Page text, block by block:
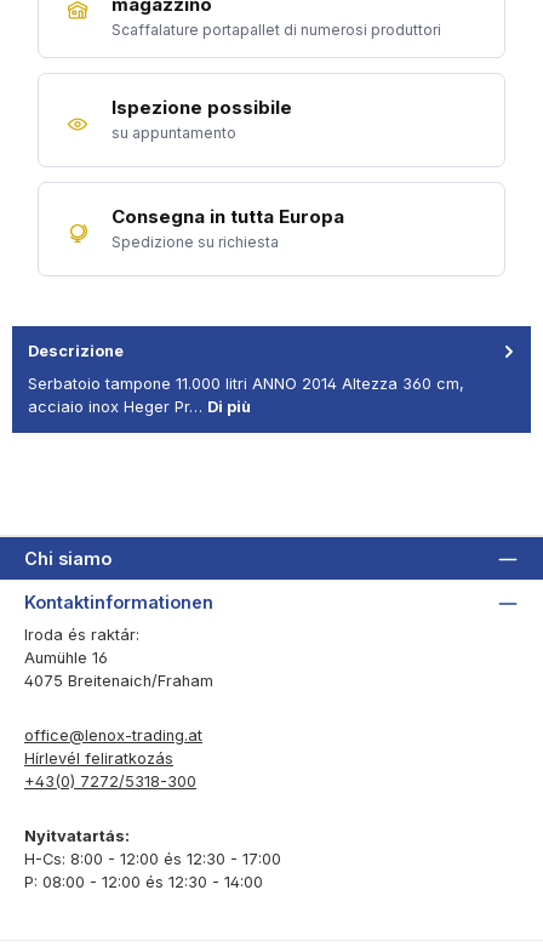
Scaffalature portapallet di numerosi produttori
Ispezione possibile
su appuntamento
Consegna in tutta Europa
Spedizione su richiesta
Descrizione
Serbatoio tampone 11.000 litri ANNO 2014 Altezza 360 cm,
acciaio inox Heger Pr… Di più
Chi siamo
Kontaktinformationen
Iroda és raktár:
Aumühle 16
4075 Breitenaich/Fraham
office@lenox-trading.at
Hírlevél feliratkozás
+43(0) 7272/5318-300
Nyitvatartás:
H-Cs: 8:00 - 12:00 és 12:30 - 17:00
P: 08:00 - 12:00 és 12:30 - 14:00